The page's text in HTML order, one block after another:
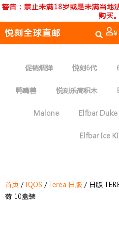
跳
内
警告：禁止未满18岁或是未满当地
购买。
悦刻全球直邮 ¥
促销烟弹 悦刻6代
鸭嘴兽 悦刻乐高积木
Malone Elfbar Duke
Elfbar Ice
首页 / IQOS / Terea 日版 / 日版
荷 10盒装